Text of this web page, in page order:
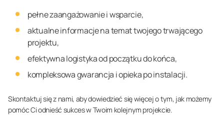
pełne zaangażowanie i wsparcie,
aktualne informacje na temat twojego trwającego
projektu,
efektywna logistyka od początku do końca,
kompleksowa gwarancja i opieka po instalacji.
Skontaktuj się z nami, aby dowiedzieć się więcej o tym, jak możemy
pomóc Ci odnieść sukces w Twoim kolejnym projekcie.